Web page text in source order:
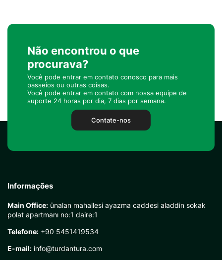
Não encontrou o que
procurava?
Você pode entrar em contato conosco para mais
passeios ou outras coisas.
Você pode entrar em contato com nossa equipe de
suporte 24 horas por dia, 7 dias por semana.
Contate-nos
Informações
Main Office: ünalan mahallesi ayazma caddesi aladdin sokak
polat apartmanı no:1 daire:1
Telefone: +90 5451419534
E-mail: info@turdantura.com